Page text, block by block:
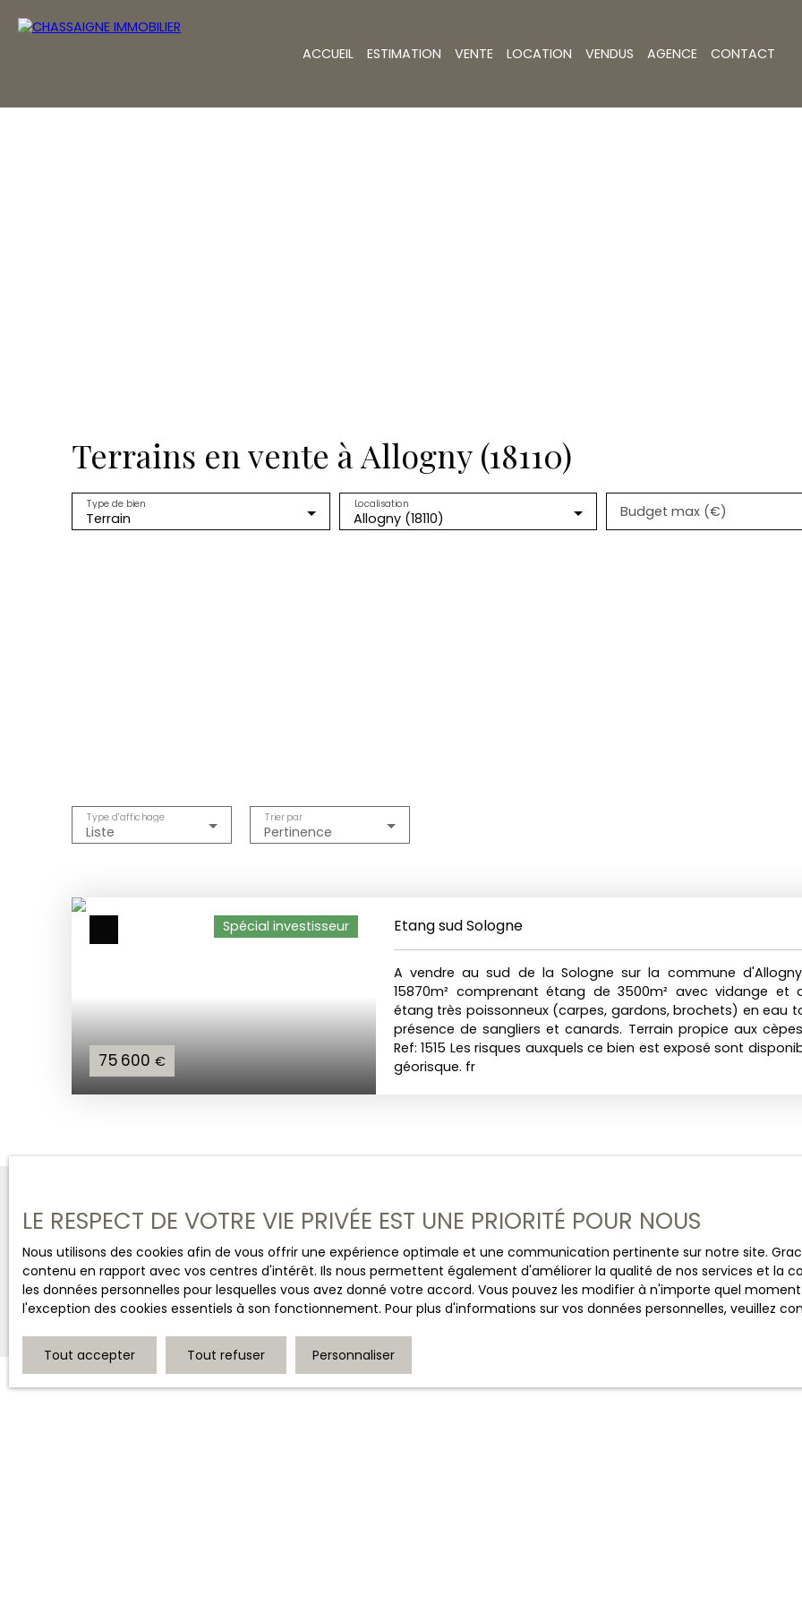
ACCUEIL ESTIMATION VENTE LOCATION VENDUS AGENCE CONTACT
Terrains en vente à Allogny (18110)
Terrain
Type de bien
Allogny (18110)
Localisation Budget max (€)
Liste
Type d'affichage
Pertinence
Trier par
75 600 €
Spécial investisseur Etang sud Sologne
A vendre au sud de la Sologne sur la commune
15870m² comprenant étang de 3500m² avec vidange et
étang très poissonneux (carpes, gardons, brochets) en eau
présence de sangliers et canards. Terrain propice aux
Ref: 1515 Les risques auxquels ce bien est exposé sont
géorisque. fr
CHASSAIGNE IMMOBILIER
Nous contacter
LE RESPECT DE VOTRE VIE PRIVÉE EST UNE PRIORITÉ POUR NOUS
Nous utilisons des cookies afin de vous offrir une expérience optimale et une communication pertinente sur notre site.
contenu en rapport avec vos centres d'intérêt. Ils nous permettent également d'améliorer la qualité de nos services et la
les données personnelles pour lesquelles vous avez donné votre accord. Vous pouvez les modifier à n'importe quel
l'exception des cookies essentiels à son fonctionnement. Pour plus d'informations sur vos données personnelles, veuillez
Tout accepter Tout refuser Personnaliser